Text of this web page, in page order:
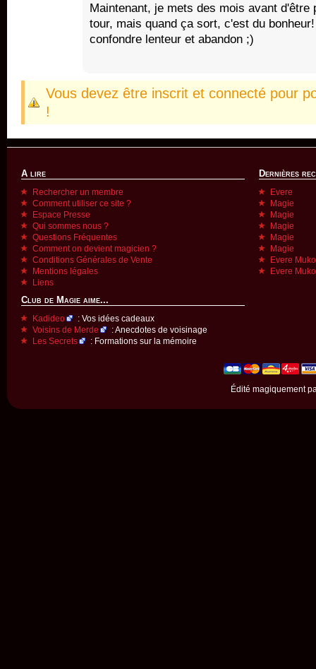
Maintenant, je mets des mois avant d'être
tour, mais quand ça sort, c'est du
confondre lenteur et abandon ;)
Vous devez être inscrit et connecté pour
!
A lire
Rechercher un membre
Comment utiliser ce site ?
Espace Presse
Qui sommes nous ?
Questions Fréquentes
Comment on devient magicien ?
Conditions Générales de Vente
Mentions légales
Liens
Club de Magie aime...
Kadideo
: Vos idées cadeaux
Voisins de Merde
: Anecdotes de voisinage
Les Secrets
: Formations sur la mémoire
Dernières
Evere
Magie
Magie
Magie
Magie
Magie
Evere
Evere
Édité magiquement